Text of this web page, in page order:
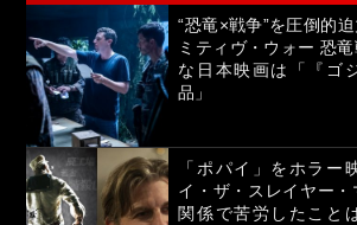
“恐竜×戦争”を圧倒的
ミティヴ・ウォー 恐
な日本映画は「『ゴ
品」
「ポパイ」をホラー
イ・ザ・スレイヤー・
関係で苦労したこと